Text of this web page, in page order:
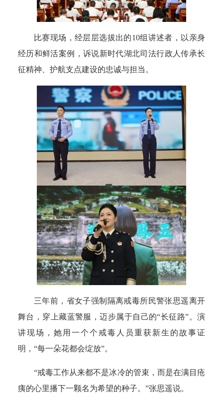
比赛现场，经层层选拔出的10组讲述者，以亲身
经历和鲜活案例，诉说新时代湖北司法行政人传承长
征精神、护航支点建设的忠诚与担当。
三年前，省女子强制隔离戒毒所民警张思遥离开
舞台，穿上藏蓝警服，迈步属于自己的“长征路”。演
讲现场，她用一个个戒毒人员重获新生的故事证
明，“每一朵花都会绽放”。
“戒毒工作从来都不是冰冷的管束，而是在满目疮
痍的心里播下一颗名为希望的种子。”张思遥说。